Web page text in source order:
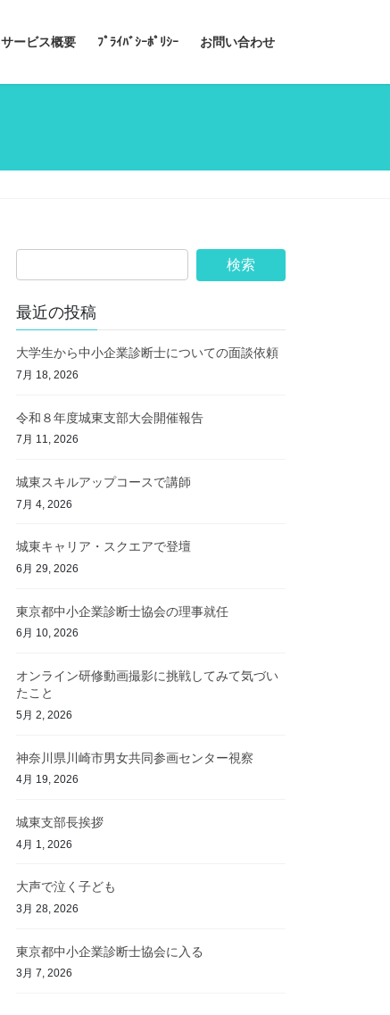
サービス概要 ﾌﾟﾗｲﾊﾞｼｰﾎﾟﾘｼｰ お問い合わせ
最近の投稿
大学生から中小企業診断士についての面談依頼
7月 18, 2026
令和８年度城東支部大会開催報告
7月 11, 2026
城東スキルアップコースで講師
7月 4, 2026
城東キャリア・スクエアで登壇
6月 29, 2026
東京都中小企業診断士協会の理事就任
6月 10, 2026
オンライン研修動画撮影に挑戦してみて気づい
たこと
5月 2, 2026
神奈川県川崎市男女共同参画センター視察
4月 19, 2026
城東支部長挨拶
4月 1, 2026
大声で泣く子ども
3月 28, 2026
東京都中小企業診断士協会に入る
3月 7, 2026